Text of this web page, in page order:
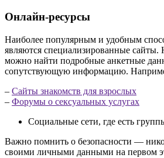
Онлайн-ресурсы
Наиболее популярным и удобным
являются специализированные сайты.
можно найти подробные анкетные
сопутствующую информацию.
– Сайты знакомств для взрослых
– Форумы о сексуальных услугах
Социальные сети, где есть
Важно помнить о безопасности —
своими личными данными на первом